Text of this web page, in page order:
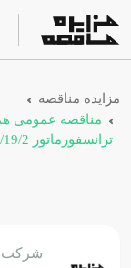
مزایده مناقصه
مناقصه عمومی
ترانسفورماتور 1404/19/2
شرکت